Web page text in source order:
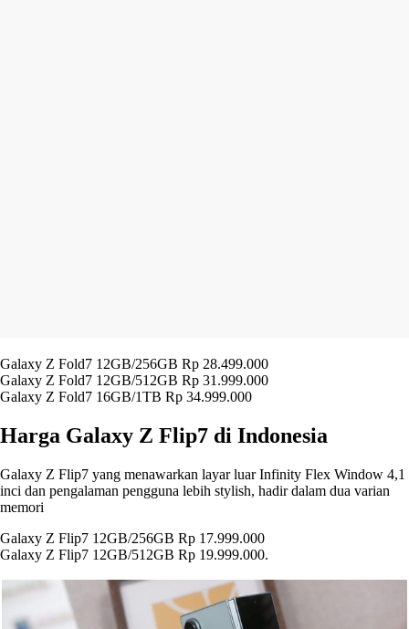
Galaxy Z Fold7 12GB/256GB Rp 28.499.000
Galaxy Z Fold7 12GB/512GB Rp 31.999.000
Galaxy Z Fold7 16GB/1TB Rp 34.999.000
Harga Galaxy Z Flip7 di Indonesia
Galaxy Z Flip7 yang menawarkan layar luar Infinity Flex Window 4,1
inci dan pengalaman pengguna lebih stylish, hadir dalam dua varian
memori
Galaxy Z Flip7 12GB/256GB Rp 17.999.000
Galaxy Z Flip7 12GB/512GB Rp 19.999.000.